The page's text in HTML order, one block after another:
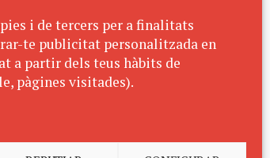
i de tercers per a finalitats
te publicitat personalitzada en
a partir dels teus hàbits de
pàgines visitades).